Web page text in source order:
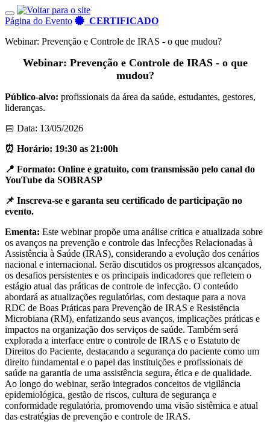
Toggle navigation
Página do Evento
CERTIFICADO
Webinar: Prevenção e Controle de IRAS - o que mudou?
Webinar: Prevenção e Controle de IRAS - o que
mudou?
Público-alvo: profissionais da área da saúde, estudantes, gestores,
lideranças.
📅 Data: 13/05/2026
⏰ Horário: 19:30 as 21:00h
📍 Formato: Online e gratuito, com transmissão pelo canal do
YouTube da SOBRASP
📌 Inscreva-se e garanta seu certificado de participação no
evento.
Ementa: Este webinar propõe uma análise crítica e atualizada sobre
os avanços na prevenção e controle das Infecções Relacionadas à
Assistência à Saúde (IRAS), considerando a evolução dos cenários
nacional e internacional. Serão discutidos os progressos alcançados,
os desafios persistentes e os principais indicadores que refletem o
estágio atual das práticas de controle de infecção. O conteúdo
abordará as atualizações regulatórias, com destaque para a nova
RDC de Boas Práticas para Prevenção de IRAS e Resistência
Microbiana (RM), enfatizando seus avanços, implicações práticas e
impactos na organização dos serviços de saúde. Também será
explorada a interface entre o controle de IRAS e o Estatuto de
Direitos do Paciente, destacando a segurança do paciente como um
direito fundamental e o papel das instituições e profissionais de
saúde na garantia de uma assistência segura, ética e de qualidade.
Ao longo do webinar, serão integrados conceitos de vigilância
epidemiológica, gestão de riscos, cultura de segurança e
conformidade regulatória, promovendo uma visão sistêmica e atual
das estratégias de prevenção e controle de IRAS.